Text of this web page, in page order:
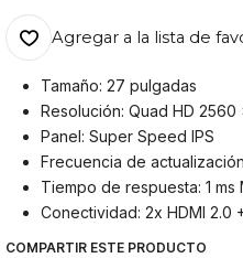
Agregar a la lista de
Tamaño: 27 pulgadas
Resolución: Quad HD 2560
Panel: Super Speed IPS
Frecuencia de
Tiempo de respuesta: 1 ms
Conectividad: 2x HDMI 2.0
COMPARTIR ESTE PRODUCTO